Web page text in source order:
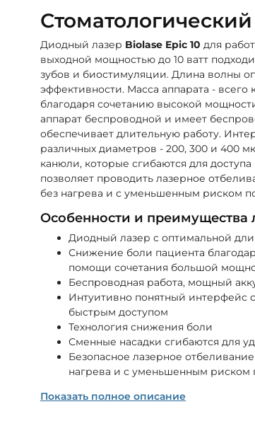
Диодный лазер Biolase Epic 10 для
выходной мощностью до 10 ватт
зубов и биостимуляции. Длина волны
эффективности. Масса аппарата -
благодаря сочетанию высокой
аппарат беспроводной и имеет
обеспечивает длительную работу.
различных диаметров - 200, 300 и 400
канюли, которые сгибаются для
позволяет проводить лазерное
без нагрева и с уменьшенным риском
Особенности и преимущества
Диодный лазер с оптимальной
Снижение боли пациента
помощи сочетания большой
Беспроводная работа, мощный
Интуитивно понятный интерфейс
быстрым доступом
Технология снижения боли
Сменные насадки сгибаются для
Безопасное лазерное
нагрева и с уменьшенным
Показать полное описание